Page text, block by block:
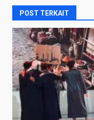
POST TERKAIT